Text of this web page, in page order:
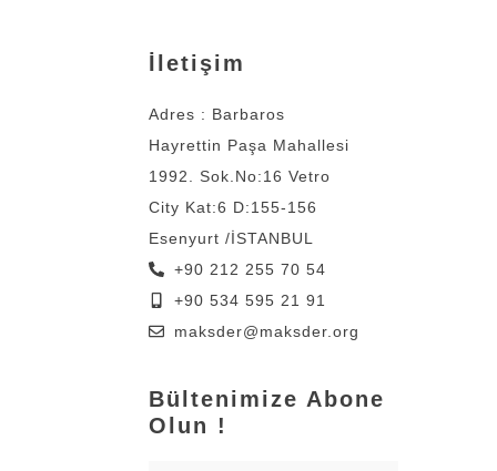
İletişim
Adres : Barbaros
Hayrettin Paşa Mahallesi
1992. Sok.No:16 Vetro
City Kat:6 D:155-156
Esenyurt /İSTANBUL
+90 212 255 70 54
+90 534 595 21 91
maksder@maksder.org
Bültenimize Abone
Olun !